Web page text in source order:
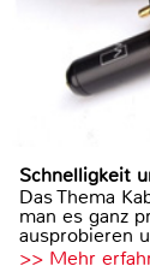
Schnelligkeit
Das Thema
man es ganz
ausprobieren
>> Mehr